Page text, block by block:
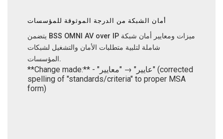
أمان الشبكة من الدرجة الموثوقة للمؤسسات
يتضمن BSS OMNI AV over IP ميزات ومعايير أمان شبكة
شاملة لتلبية متطلبات الأمان والتشغيل لشبكات
المؤسسات.
**Change made:** - "عايير" → "معايير" (corrected
spelling of "standards/criteria" to proper MSA
form)